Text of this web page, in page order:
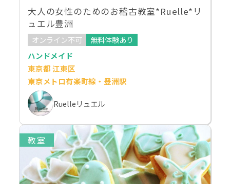
大人の女性のためのお稽古教室*Ruelle*リ
ュエル豊洲
オンライン不可
無料体験あり
ハンドメイド
東京都 江東区
東京メトロ有楽町線・豊洲駅
Ruelleリュエル
教室